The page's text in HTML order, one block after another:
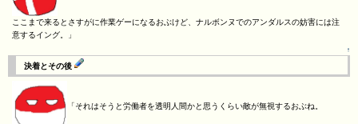
ここまで来るとさすがに作業ゲーになるおぶけど、ナルボンヌでのアンダルスの妨害には注
意するイング。」
↑
決着とその後
「それはそうと労働者を透明人間かと思うくらい敵が無視するおぶね。